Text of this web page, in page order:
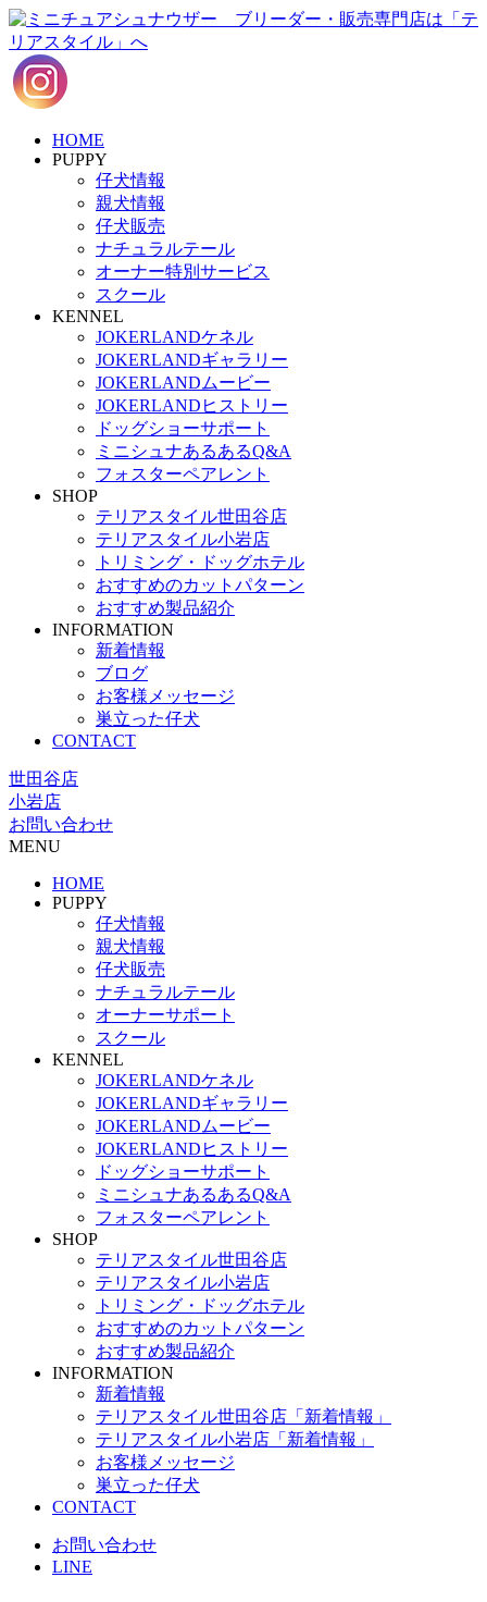
HOME
PUPPY
仔犬情報
親犬情報
仔犬販売
ナチュラルテール
オーナー特別サービス
スクール
KENNEL
JOKERLANDケネル
JOKERLANDギャラリー
JOKERLANDムービー
JOKERLANDヒストリー
ドッグショーサポート
ミニシュナあるあるQ&A
フォスターペアレント
SHOP
テリアスタイル世田谷店
テリアスタイル小岩店
トリミング・ドッグホテル
おすすめのカットパターン
おすすめ製品紹介
INFORMATION
新着情報
ブログ
お客様メッセージ
巣立った仔犬
CONTACT
世田谷店
小岩店
お問い合わせ
MENU
HOME
PUPPY
仔犬情報
親犬情報
仔犬販売
ナチュラルテール
オーナーサポート
スクール
KENNEL
JOKERLANDケネル
JOKERLANDギャラリー
JOKERLANDムービー
JOKERLANDヒストリー
ドッグショーサポート
ミニシュナあるあるQ&A
フォスターペアレント
SHOP
テリアスタイル世田谷店
テリアスタイル小岩店
トリミング・ドッグホテル
おすすめのカットパターン
おすすめ製品紹介
INFORMATION
新着情報
テリアスタイル世田谷店「新着情報」
テリアスタイル小岩店「新着情報」
お客様メッセージ
巣立った仔犬
CONTACT
お問い合わせ
LINE